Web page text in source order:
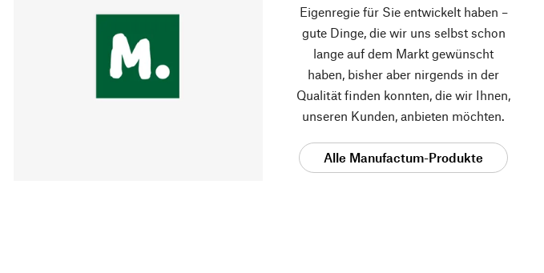
Eigenregie für Sie entwickelt haben –
gute Dinge, die wir uns selbst schon
lange auf dem Markt gewünscht
haben, bisher aber nirgends in der
Qualität finden konnten, die wir Ihnen,
unseren Kunden, anbieten möchten.
Alle Manufactum-Produkte